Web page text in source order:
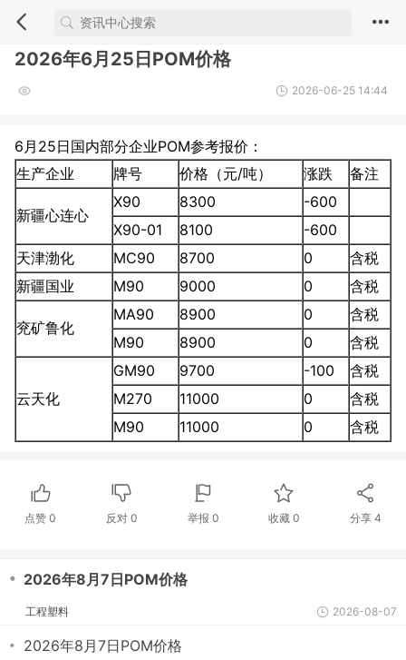
2026年6月25日POM价格
2026-06-25 14:44
6月25日国内部分企业POM参考报价：
生产企业
牌号 价格（元/吨） 涨跌 备注
新疆心连心
X90 8300
-600
X90-01
8100
-600
天津渤化
MC90 8700 0
含税
新疆国业
M90 9000 0 含税
兖矿鲁化
MA90 8900 0
含税
M90
8900 0 含税
云天化
GM90 9700 -100
含税
M270
11000 0
含税
M90
11000 0 含税
点赞0 反对 0 举报 0 收藏 0 分享 4
・ 2026年8月7日POM价格
工程塑料 2026-08-07
・ 2026年8月7日POM价格